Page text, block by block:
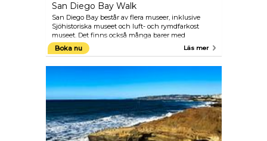
San Diego Bay Walk
San Diego Bay består av flera museer, inklusive
Sjöhistoriska museet och luft- och rymdfarkost
museet. Det finns också många barer med
havsutsikt, restauranger och naturligtvis San Diegos
vackra hamn. The Bay är även värd för många
Boka nu Läs mer